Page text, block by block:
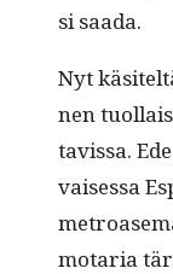
si saada.
Nyt
nen
tavis­sa.
vaises­sa
motaria